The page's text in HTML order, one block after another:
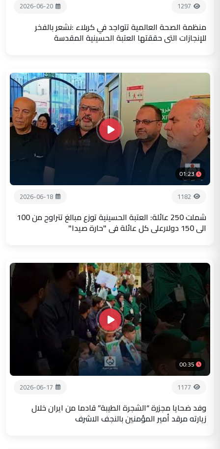
1297
2026-06-20
منظمة الصحة العالمية تتواجد في كربلاء :نشعر بالفخر
للإنجازات التي حققتها العتبة الحسينية المقدسة
01:23
1182
2026-06-18
شملت 250 عائلة: العتبة الحسينية توزع مبالغ تتراوح من 100
الى 150 دولارعلى كل عائلة في "حارة صيدا"
00:35
1177
2026-06-17
وفد ضحايا مجزرة “الشجرة الطيبة” قادما من ايران خلال
زيارته مرقد أمير المؤمنين بالنجف الاشرف